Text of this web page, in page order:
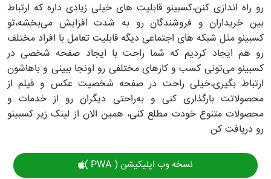
رو راه اندازی کنن،کسبینو قابلیت های خیلی زیادی داره که ارتباط
بین خریداران و فروشندگان رو به شدت افزایش می‌بخشه،تو
کسبینو مثل شبکه های اجتماعی دیگه قابلیت تعامل با افراد مختلف
رو هم ایجاد کردیم که شما راحت با ایجاد صفحه شخصی در
کسبینو می‌تونی کسب و کارهای مختلفی رو اونجا ببینی و باهاشون
ارتباط بگیری،خیلی راحت در صفحه شخصیت عکس و فیلم از
محصولاتت بارگذاری کنی و به‌راحتی دیگران رو از خدمات و
محصولات متنوع خودت مطلع کنی، همین الان از لینک زیر کسبینو
رو دریافت کن
نسخه وب اپلیکیشن ( PWA )